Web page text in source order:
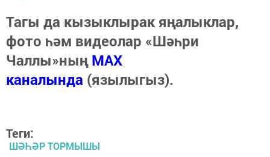
Тагы да кызыклырак яңалыклар,
фото һәм видеолар «Шәһри
Чаллы»ныңMAX
каналында (язылыгыз).
Теги:
ШӘҺӘР ТОРМЫШЫ